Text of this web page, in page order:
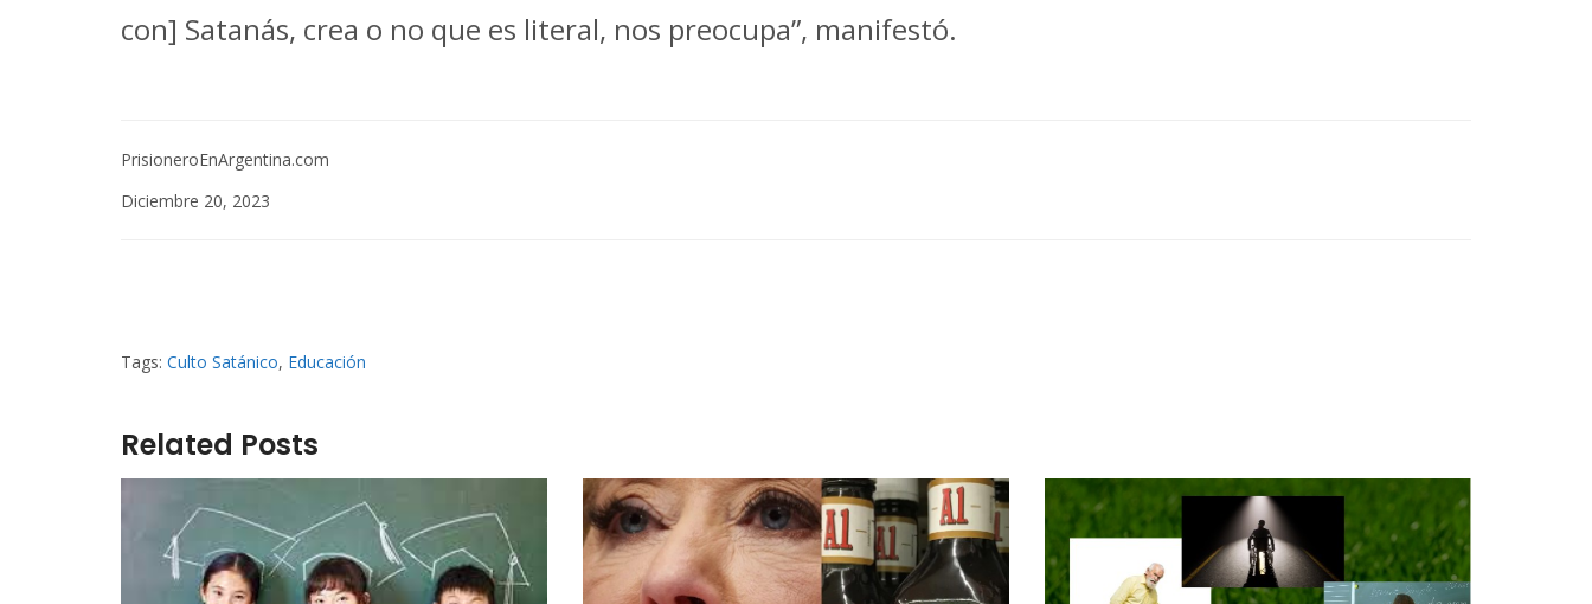
con] Satanás, crea o no que es literal, nos preocupa”, manifestó.
PrisioneroEnArgentina.com
Diciembre 20, 2023
Tags: Culto Satánico, Educación
Related Posts